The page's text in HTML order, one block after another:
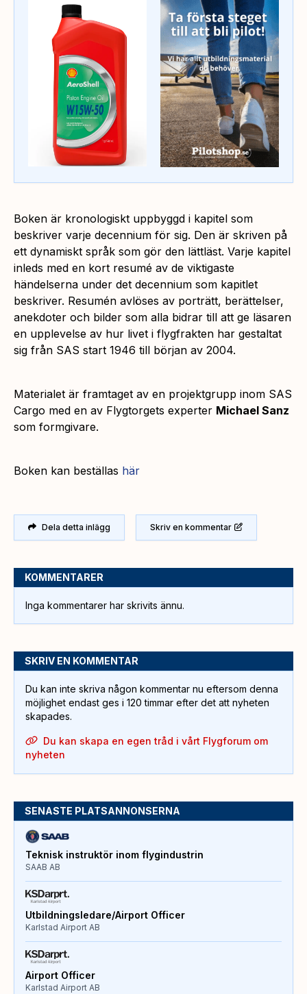
Boken är kronologiskt uppbyggd i kapitel som
beskriver varje decennium för sig. Den är skriven på
ett dynamiskt språk som gör den lättläst. Varje kapitel
inleds med en kort resumé av de viktigaste
händelserna under det decennium som kapitlet
beskriver. Resumén avlöses av porträtt, berättelser,
anekdoter och bilder som alla bidrar till att ge läsaren
en upplevelse av hur livet i flygfrakten har gestaltat
sig från SAS start 1946 till början av 2004.
Materialet är framtaget av en projektgrupp inom SAS
Cargo med en av Flygtorgets experter Michael Sanz
som formgivare.
Boken kan beställas här
Dela detta inlägg Skriv en kommentar
KOMMENTARER
Inga kommentarer har skrivits ännu.
SKRIV EN KOMMENTAR
Du kan inte skriva någon kommentar nu eftersom denna
möjlighet endast ges i 120 timmar efter det att nyheten
skapades.
Du kan skapa en egen tråd i vårt Flygforum om
nyheten
SENASTE PLATSANNONSERNA
Teknisk instruktör inom flygindustrin
SAAB AB
Utbildningsledare/Airport Officer
Karlstad Airport AB
Airport Officer
Karlstad Airport AB